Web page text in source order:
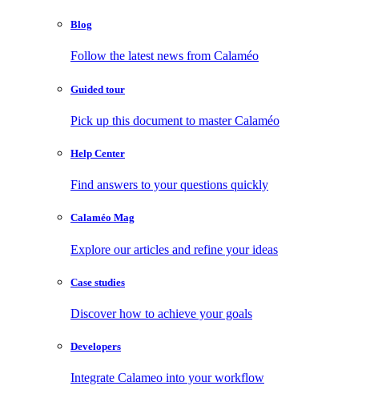
Blog
Follow the latest news from Calaméo
Guided tour
Pick up this document to master Calaméo
Help Center
Find answers to your questions quickly
Calaméo Mag
Explore our articles and refine your ideas
Case studies
Discover how to achieve your goals
Developers
Integrate Calameo into your workflow